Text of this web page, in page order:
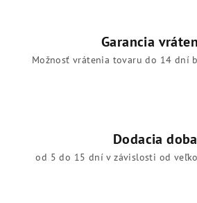
Garancia
Možnosť vrátenia tovaru do 14 dní
Dodacia doba
od 5 do 15 dní v závislosti od